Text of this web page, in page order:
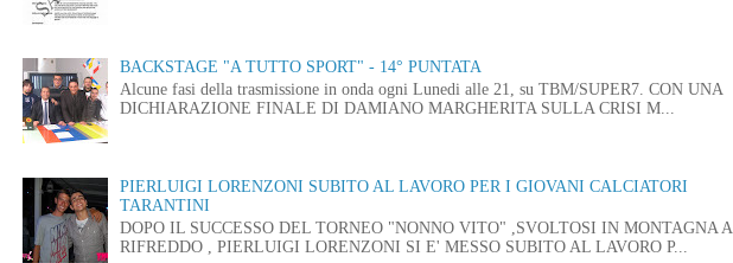
BACKSTAGE "A TUTTO SPORT" - 14° PUNTATA
Alcune fasi della trasmissione in onda ogni Lunedi alle 21, su TBM/SUPER7. CON UNA
DICHIARAZIONE FINALE DI DAMIANO MARGHERITA SULLA CRISI M...
PIERLUIGI LORENZONI SUBITO AL LAVORO PER I GIOVANI CALCIATORI
TARANTINI
DOPO IL SUCCESSO DEL TORNEO "NONNO VITO" ,SVOLTOSI IN MONTAGNA A
RIFREDDO , PIERLUIGI LORENZONI SI E' MESSO SUBITO AL LAVORO P...